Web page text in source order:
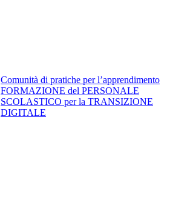
Comunità di pratiche per l’apprendimento
FORMAZIONE del PERSONALE
SCOLASTICO per la TRANSIZIONE
DIGITALE